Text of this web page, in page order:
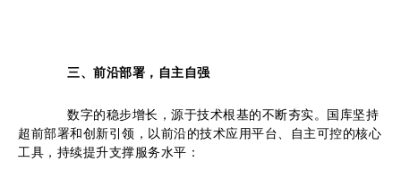
三、 前沿部署，自主自强
数字的稳步增长，源于技术根基的不断夯实。国库坚持
超前部署和创新引领，以前沿的技术应用平台、自主可控的核心
工具，持续提升支撑服务水平：